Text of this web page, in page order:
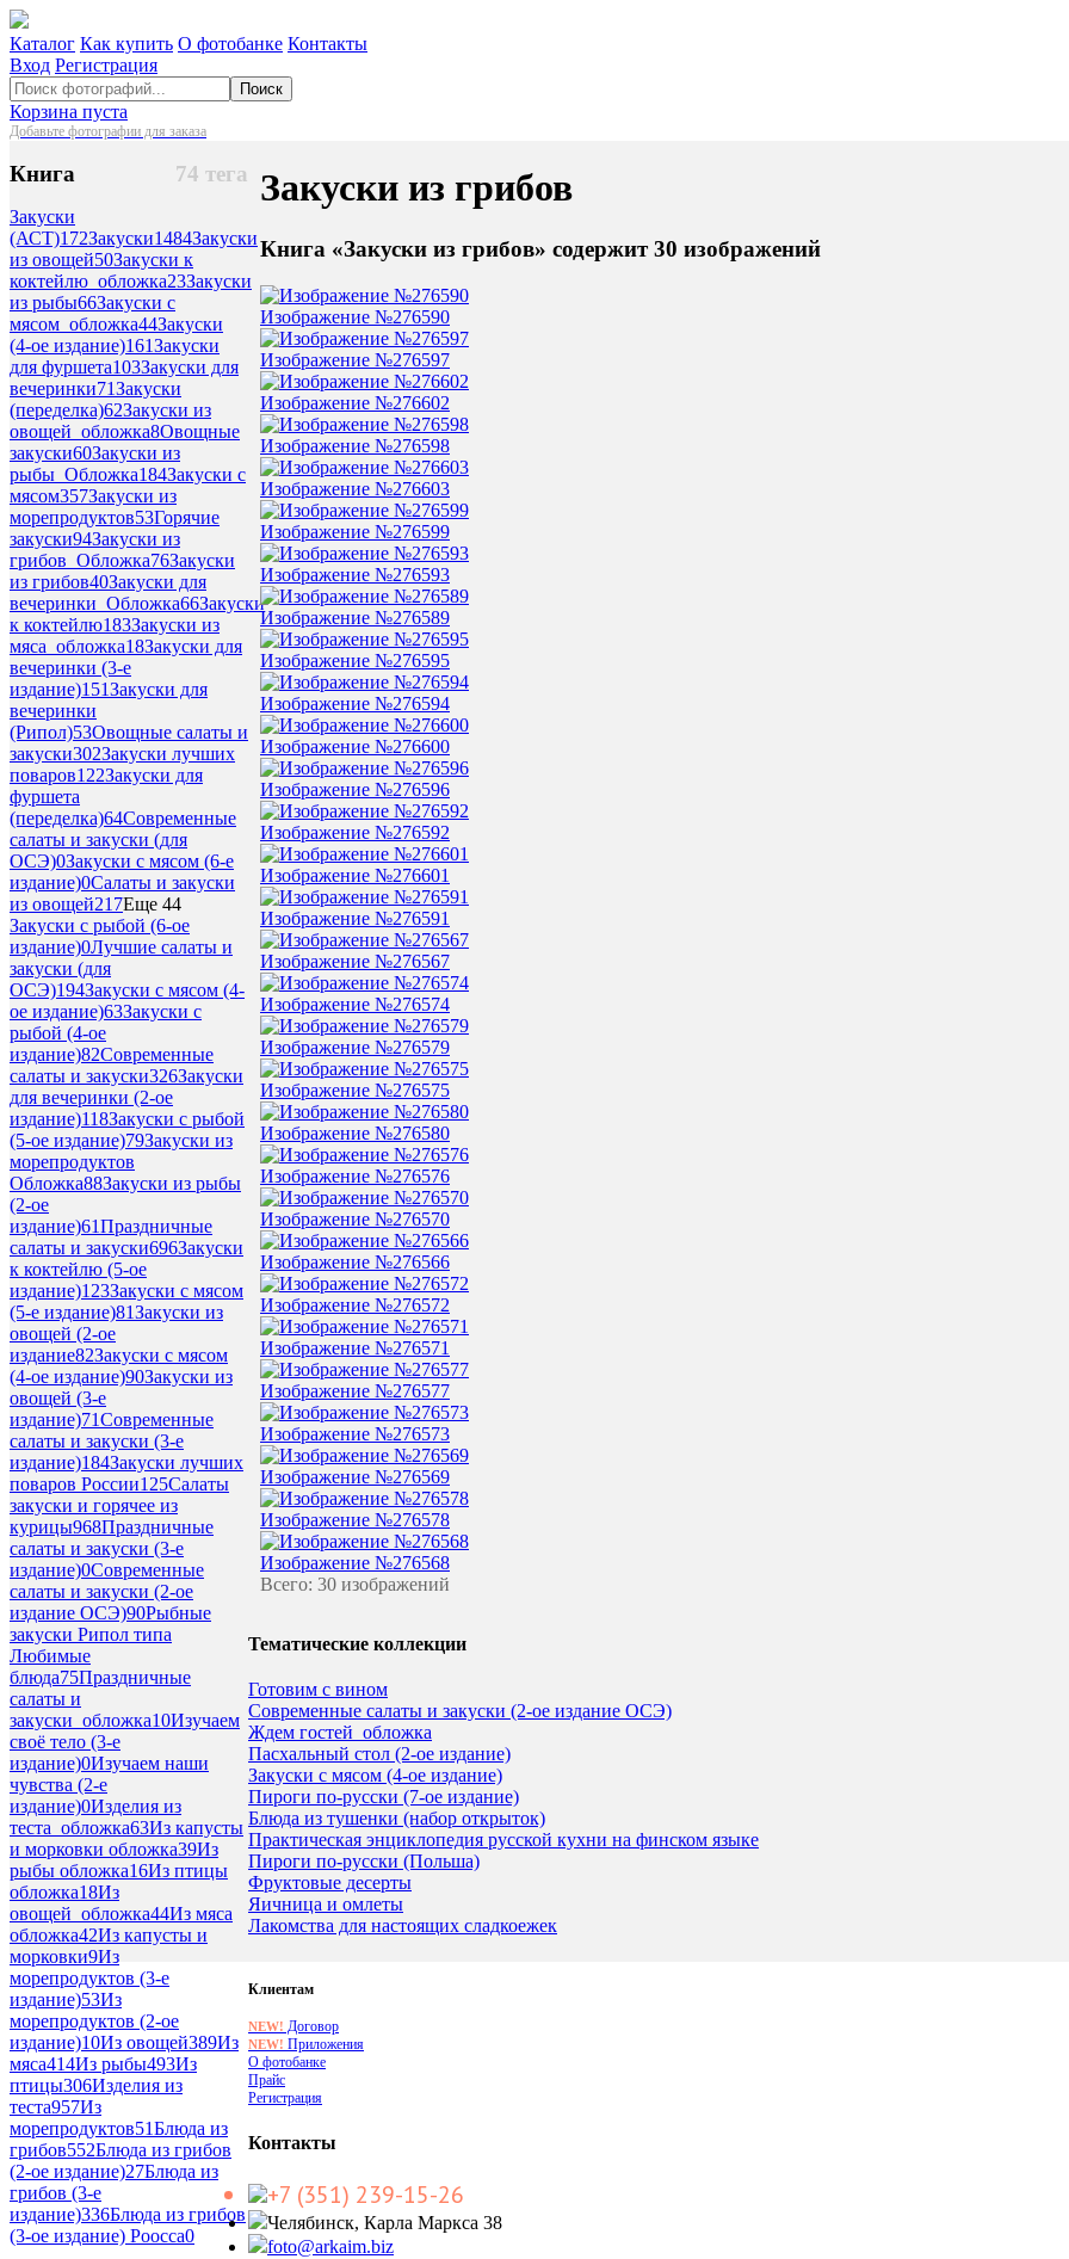
Каталог Как купить О фотобанке Контакты
Вход Регистрация
Поиск
Корзина пуста
Добавьте фотографии для заказа
74 тега
Книга
Закуски
(АСТ)172Закуски1484Закуски
из овощей50Закуски к
коктейлю_обложка23Закуски
из рыбы66Закуски с
мясом_обложка44Закуски
(4-ое издание)161Закуски
для фуршета103Закуски для
вечеринки71Закуски
(переделка)62Закуски из
овощей_обложка8Овощные
закуски60Закуски из
рыбы_Обложка184Закуски с
мясом357Закуски из
морепродуктов53Горячие
закуски94Закуски из
грибов_Обложка76Закуски
из грибов40Закуски для
вечеринки_Обложка66Закуски
к коктейлю183Закуски из
мяса_обложка18Закуски для
вечеринки (3-е
издание)151Закуски для
вечеринки
(Рипол)53Овощные салаты и
закуски302Закуски лучших
поваров122Закуски для
фуршета
(переделка)64Современные
салаты и закуски (для
ОСЭ)0Закуски с мясом (6-е
издание)0Салаты и закуски
из овощей217Еще 44
Закуски с рыбой (6-ое
издание)0Лучшие салаты и
закуски (для
ОСЭ)194Закуски с мясом (4-
ое издание)63Закуски с
рыбой (4-ое
издание)82Современные
салаты и закуски326Закуски
для вечеринки (2-ое
издание)118Закуски с рыбой
(5-ое издание)79Закуски из
морепродуктов
Обложка88Закуски из рыбы
(2-ое
издание)61Праздничные
салаты и закуски696Закуски
к коктейлю (5-ое
издание)123Закуски с мясом
(5-е издание)81Закуски из
овощей (2-ое
издание82Закуски с мясом
(4-ое издание)90Закуски из
овощей (3-е
издание)71Современные
салаты и закуски (3-е
издание)184Закуски лучших
поваров России125Салаты
закуски и горячее из
курицы968Праздничные
салаты и закуски (3-е
издание)0Современные
салаты и закуски (2-ое
издание ОСЭ)90Рыбные
закуски Рипол типа
Любимые
блюда75Праздничные
салаты и
закуски_обложка10Изучаем
своё тело (3-е
издание)0Изучаем наши
чувства (2-е
издание)0Изделия из
теста_обложка63Из капусты
и морковки обложка39Из
рыбы обложка16Из птицы
обложка18Из
овощей_обложка44Из мяса
обложка42Из капусты и
морковки9Из
морепродуктов (3-е
издание)53Из
морепродуктов (2-ое
издание)10Из овощей389Из
мяса414Из рыбы493Из
птицы306Изделия из
теста957Из
морепродуктов51Блюда из
грибов552Блюда из грибов
(2-ое издание)27Блюда из
грибов (3-е
издание)336Блюда из грибов
(3-ое издание) Роосса0
Закуски из грибов
Книга «Закуски из грибов» содержит 30 изображений
Изображение №276590
Изображение №276597
Изображение №276602
Изображение №276598
Изображение №276603
Изображение №276599
Изображение №276593
Изображение №276589
Изображение №276595
Изображение №276594
Изображение №276600
Изображение №276596
Изображение №276592
Изображение №276601
Изображение №276591
Изображение №276567
Изображение №276574
Изображение №276579
Изображение №276575
Изображение №276580
Изображение №276576
Изображение №276570
Изображение №276566
Изображение №276572
Изображение №276571
Изображение №276577
Изображение №276573
Изображение №276569
Изображение №276578
Изображение №276568
Всего: 30 изображений
Тематические коллекции
Готовим с вином
Современные салаты и закуски (2-ое издание ОСЭ)
Ждем гостей_обложка
Пасхальный стол (2-ое издание)
Закуски с мясом (4-ое издание)
Пироги по-русски (7-ое издание)
Блюда из тушенки (набор открыток)
Практическая энциклопедия русской кухни на финском языке
Пироги по-русски (Польша)
Фруктовые десерты
Яичница и омлеты
Лакомства для настоящих сладкоежек
Клиентам
NEW! Договор
NEW! Приложения
О фотобанке
Прайс
Регистрация
Контакты
+7 (351) 239-15-26
Челябинск, Карла Маркса 38
foto@arkaim.biz